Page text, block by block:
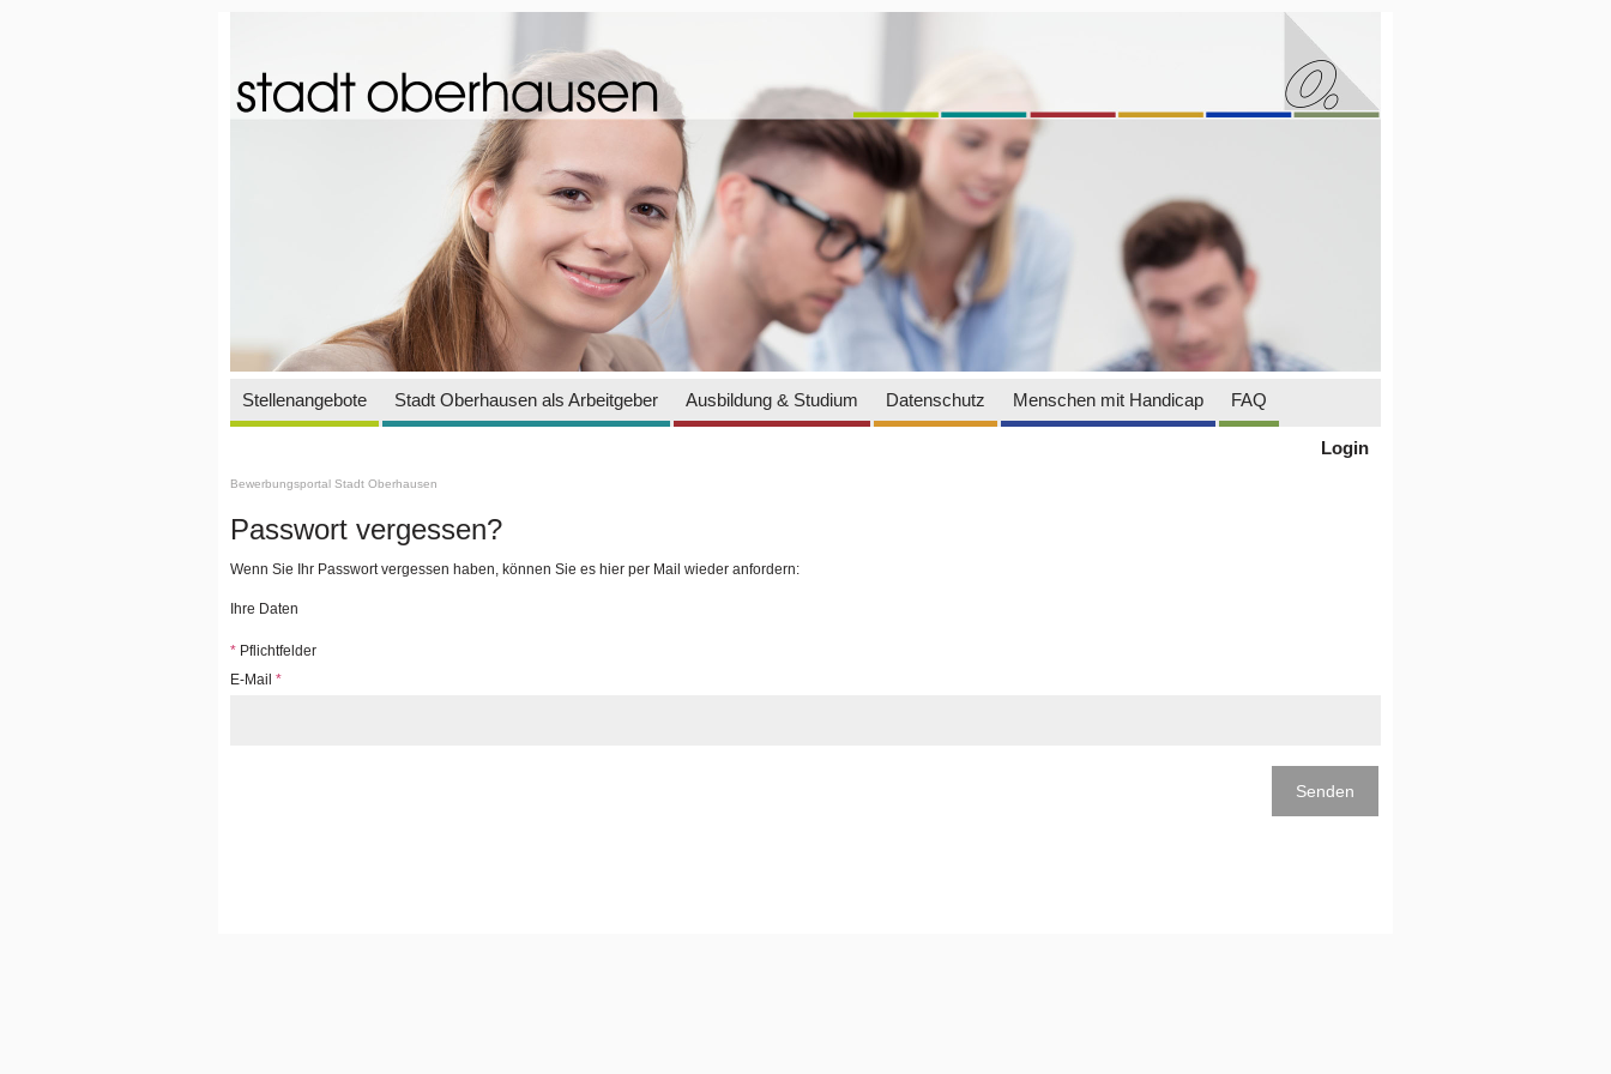
Stellenangebote Stadt Oberhausen als Arbeitgeber Ausbildung & Studium Datenschutz Menschen mit Handicap FAQ
Login
Bewerbungsportal Stadt Oberhausen
Passwort vergessen?
Wenn Sie Ihr Passwort vergessen haben, können Sie es hier per Mail wieder anfordern:
Ihre Daten
* Pflichtfelder
E-Mail *
Senden